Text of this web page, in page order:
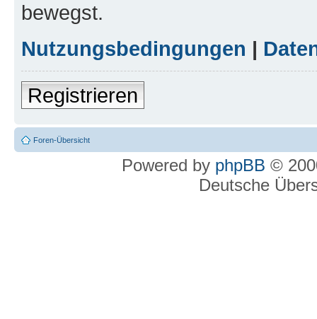
bewegst.
Nutzungsbedingungen |
Registrieren
Foren-Übersicht
Powered by phpBB ©
Deutsche